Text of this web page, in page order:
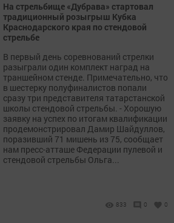
На стрельбище «Дубрава» стартовал
традиционный розыгрыш Кубка
Краснодарского края по стендовой
стрельбе
В первый день соревнований стрелки
разыграли один комплект наград на
траншейном стенде. Примечательно, что
в шестерку полуфиналистов попали
сразу три представителя татарстанской
школы стендовой стрельбы. - Хорошую
заявку на успех по итогам квалификации
продемонстрировал Дамир Шайдуллов,
поразивший 71 мишень из 75, сообщает
нам пресс-атташе Федерации пулевой и
стендовой стрельбы Ольга...
833 0 0